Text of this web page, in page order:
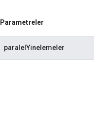
Parametreler
paralelYinelemeler